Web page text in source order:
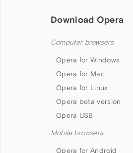
Download Opera
Computer browsers
Opera for Windows
Opera for Mac
Opera for Linux
Opera beta version
Opera USB
Mobile browsers
Opera for Android